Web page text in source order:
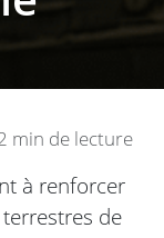
min de lecture
à renforcer
de